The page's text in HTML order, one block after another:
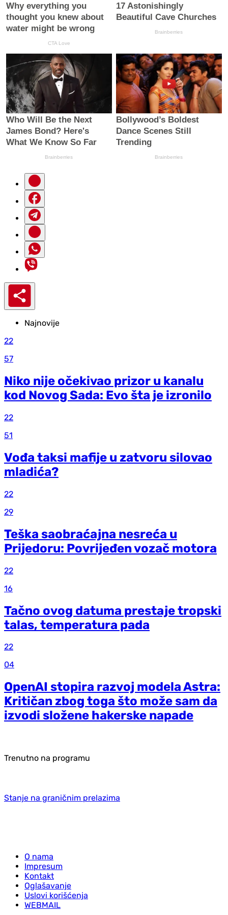
Najnovije
22
57
Niko nije očekivao prizor u kanalu
kod Novog Sada: Evo šta je izronilo
22
51
Vođa taksi mafije u zatvoru silovao
mladića?
22
29
Teška saobraćajna nesreća u
Prijedoru: Povrijeđen vozač motora
22
16
Tačno ovog datuma prestaje tropski
talas, temperatura pada
22
04
OpenAI stopira razvoj modela Astra:
Kritičan zbog toga što može sam da
izvodi složene hakerske napade
Trenutno na programu
Stanje na graničnim prelazima
O nama
Impresum
Kontakt
Oglašavanje
Uslovi korišćenja
WEBMAIL